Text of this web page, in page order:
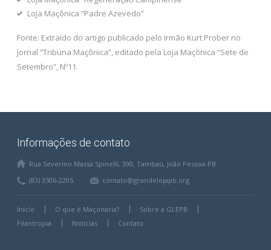
Loja Maçônica “Padre Azevedo”
Fonte: Extraído do artigo publicado pelo Irmão Kurt Prober no
jornal “Tribuna Maçônica”, editado pela Loja Maçônica “Sete de
Setembro”, Nº11.
Informações de contato
Rua Severino Massa Spinelli, 390, Tambaú, João Pessoa-PB
(83) 3506-2205
contato@grandelojapb.org
Início O que é Maçonaria?
Sobre a GLEPB
Filantropia
Notícias Contato